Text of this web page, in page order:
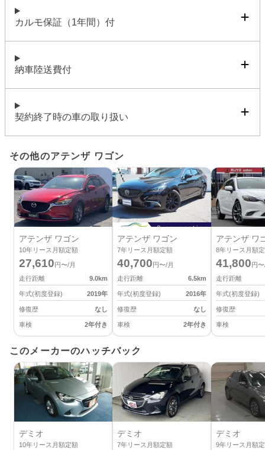
カルモ保証（1年間）付
納車陸送費付
契約終了時の車の取り扱い
その他のアテンザ ワゴン
アテンザ ワゴン
10年リース月額定額
27,610円〜/月
走行距離
9.0km
年式(初度登録) 2019年
修復歴 なし
車検 2年付き
アテンザ ワゴン
7年リース月額定額
40,700円〜/月
走行距離
6.5km
年式(初度登録) 2016年
修復歴 なし
車検 2年付き
アテンザ ワ
8年リース月額
41,800円
走行距離
年式(初度登録)
修復歴
車検
このメーカーのハッチバック
デミオ
10年リース月額定額
デミオ
7年リース月額定額
デミオ
9年リース月額